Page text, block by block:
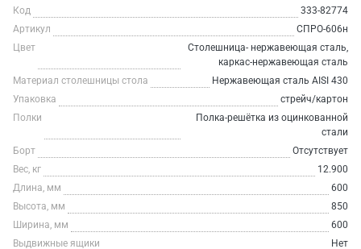
Код
333-82774
Артикул
СПРО-606н
Цвет
Столешница- нержавеющая сталь,
каркас-нержавеющая сталь
Материал столешницы стола
Нержавеющая сталь AISI 430
Упаковка
стрейч/картон
Полки
Полка-решётка из оцинкованной
стали
Борт
Отсутствует
Вес, кг
12.900
Длина, мм
600
Высота, мм
850
Ширина, мм
600
Выдвижные ящики
Нет